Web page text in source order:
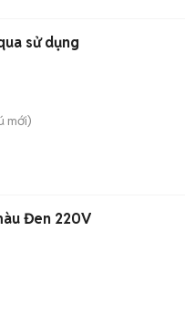
sử dụng
mới)
Đen 220V